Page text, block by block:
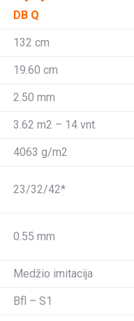
DB Q
132 cm
19.60 cm
2.50 mm
3.62 m2 – 14 vnt.
4063 g/m2
23/32/42*
0.55 mm
Medžio imitacija
Bfl – S1